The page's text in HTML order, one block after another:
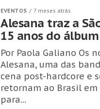
EVENTOS 7 meses atrás
Alesana traz a
15 anos do
Por Paola Galiano Os
Alesana, uma das
cena post-hardcore e
retornam ao Brasil
para...